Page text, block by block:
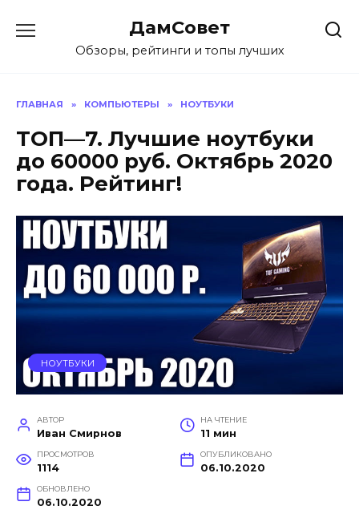
содержанию
ДамСовет
Обзоры, рейтинги и топы лучших
ГЛАВНАЯ » КОМПЬЮТЕРЫ » НОУТБУКИ
ТОП—7. Лучшие ноутбуки
до 60000 руб. Октябрь 2020
года. Рейтинг!
НОУТБУКИ
АВТОР
Иван Смирнов
НА ЧТЕНИЕ
11 мин
ПРОСМОТРОВ
1114
ОПУБЛИКОВАНО
06.10.2020
ОБНОВЛЕНО
06.10.2020